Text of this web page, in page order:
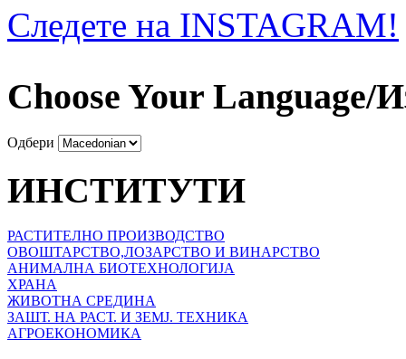
Следете на INSTAGRAM!
Choose Your Language/
Одбери
ИНСТИТУТИ
РАСТИТЕЛНО ПРОИЗВОДСТВО
ОВОШТАРСТВО,ЛОЗАРСТВО И ВИНАРСТВО
АНИМАЛНА БИОТЕХНОЛОГИЈА
ХРАНА
ЖИВОТНА СРЕДИНА
ЗАШТ. НА РАСТ. И ЗЕМЈ. ТЕХНИКА
АГРОЕКОНОМИКА